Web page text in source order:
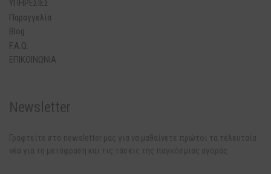
ΥΠΗΡΕΣΙΕΣ
Παραγγελία
Blog
F.A.Q.
ΕΠΙΚΟΙΝΩΝΙΑ
Newsletter